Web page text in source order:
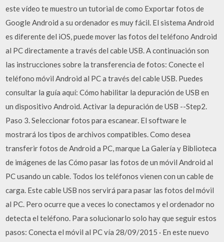
este vídeo te muestro un tutorial de como Exportar fotos de
Google Android a su ordenador es muy fácil. El sistema Android
es diferente del iOS, puede mover las fotos del teléfono Android
al PC directamente a través del cable USB. A continuación son
las instrucciones sobre la transferencia de fotos: Conecte el
teléfono móvil Android al PC a través del cable USB. Puedes
consultar la guía aquí: Cómo habilitar la depuración de USB en
un dispositivo Android. Activar la depuración de USB --Step2.
Paso 3. Seleccionar fotos para escanear. El software le
mostrará los tipos de archivos compatibles. Como desea
transferir fotos de Android a PC, marque La Galería y Biblioteca
de imágenes de las Cómo pasar las fotos de un móvil Android al
PC usando un cable. Todos los teléfonos vienen con un cable de
carga. Este cable USB nos servirá para pasar las fotos del móvil
al PC. Pero ocurre que a veces lo conectamos y el ordenador no
detecta el teléfono. Para solucionarlo solo hay que seguir estos
pasos: Conecta el móvil al PC vía 28/09/2015 · En este nuevo